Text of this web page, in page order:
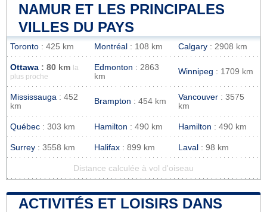
NAMUR ET LES PRINCIPALES
VILLES DU PAYS
Toronto : 425 km Montréal : 108 km Calgary : 2908 km
Ottawa : 80 km
la
plus proche
Edmonton : 2863
km
Winnipeg : 1709 km
Mississauga : 452
km
Brampton : 454 km Vancouver : 3575
km
Québec : 303 km Hamilton : 490 km Hamilton : 490 km
Surrey : 3558 km Halifax : 899 km Laval : 98 km
Distance calculée à vol d'oiseau
ACTIVITÉS ET LOISIRS DANS